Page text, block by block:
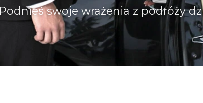
Podnieś swoje wrażenia z podróży